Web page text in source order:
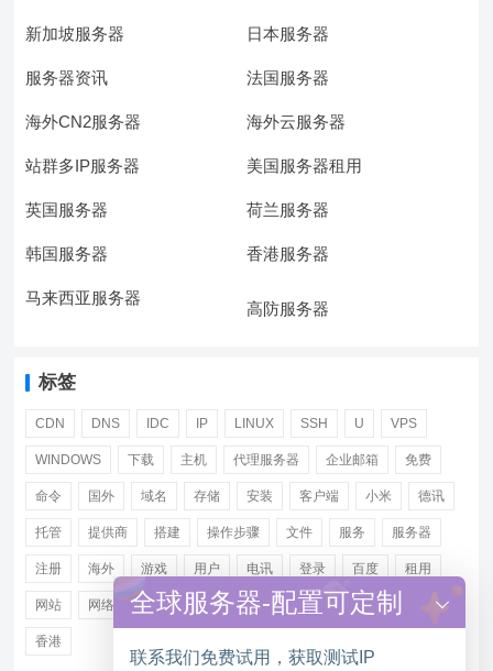
新加坡服务器 日本服务器
服务器资讯 法国服务器
海外CN2服务器 海外云服务器
站群多IP服务器 美国服务器租用
英国服务器 荷兰服务器
韩国服务器 香港服务器
马来西亚服务器
高防服务器
标签
CDN DNS IDC IP LINUX SSH U VPS
WINDOWS 下载 主机 代理服务器 企业邮箱 免费
命令 国外 域名 存储 安装 客户端 小米 德讯
托管 提供商 搭建 操作步骤 文件 服务 服务器
注册 海外 游戏 用户 电讯 登录 百度 租用
网站 网络 腾讯 虚拟主机 证书 配置 阿里
香港
全球服务器-配置可定制
联系我们免费试用，获取测试IP